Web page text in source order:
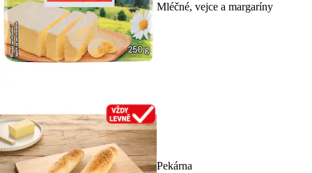
Mléčné, vejce a margaríny
Pekárna